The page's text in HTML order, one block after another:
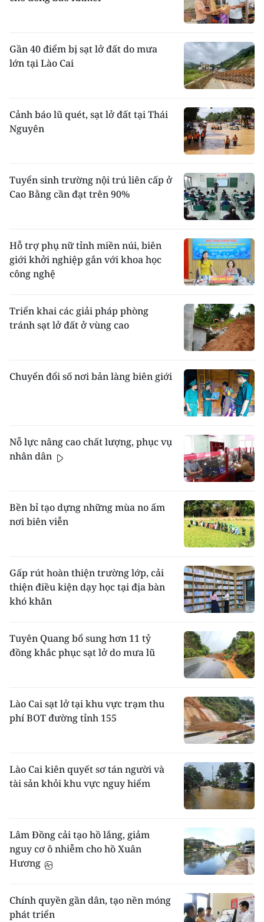
Gần 40 điểm bị sạt lở đất do mưa
lớn tại Lào Cai
Cảnh báo lũ quét, sạt lở đất tại Thái
Nguyên
Tuyển sinh trường nội trú liên cấp ở
Cao Bằng cần đạt trên 90%
Hỗ trợ phụ nữ tỉnh miền núi, biên
giới khởi nghiệp gắn với khoa học
công nghệ
Triển khai các giải pháp phòng
tránh sạt lở đất ở vùng cao
Chuyển đổi số nơi bản làng biên giới
Nỗ lực nâng cao chất lượng, phục vụ
nhân dân
Bền bỉ tạo dựng những mùa no ấm
nơi biên viễn
Gấp rút hoàn thiện trường lớp, cải
thiện điều kiện dạy học tại địa bàn
khó khăn
Tuyên Quang bổ sung hơn 11 tỷ
đồng khắc phục sạt lở do mưa lũ
Lào Cai sạt lở tại khu vực trạm thu
phí BOT đường tỉnh 155
Lào Cai kiên quyết sơ tán người và
tài sản khỏi khu vực nguy hiểm
Lâm Đồng cải tạo hồ lắng, giảm
nguy cơ ô nhiễm cho hồ Xuân
Hương
Chính quyền gần dân, tạo nền móng
phát triển